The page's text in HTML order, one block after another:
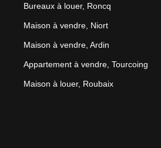
Bureaux à louer, Roncq
Maison à vendre, Niort
Maison à vendre, Ardin
Appartement à vendre, Tourcoing
Maison à louer, Roubaix